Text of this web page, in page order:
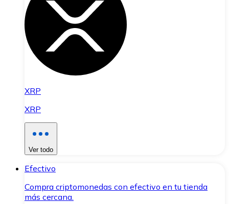
XRP
XRP
Ver todo
Efectivo
Compra criptomonedas con efectivo en tu tienda
más cercana.